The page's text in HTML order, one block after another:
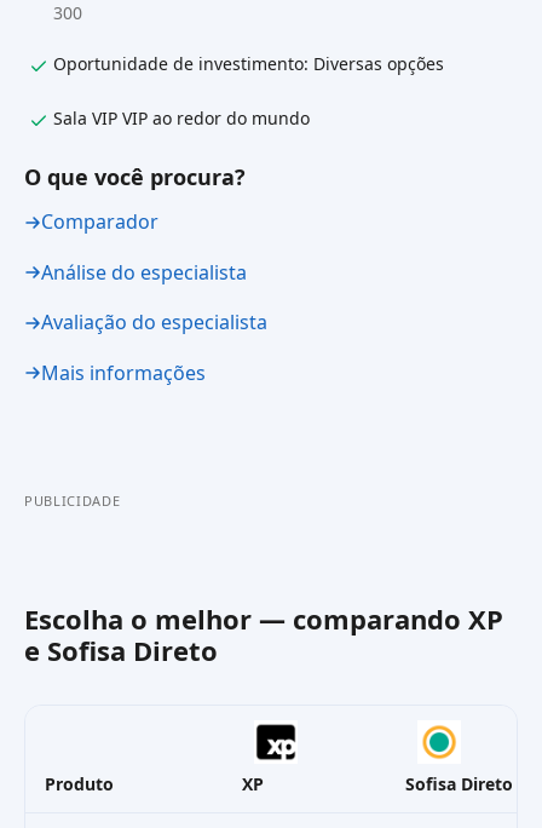
300
Oportunidade de investimento: Diversas opções
Sala VIP VIP ao redor do mundo
O que você procura?
Comparador
Análise do especialista
Avaliação do especialista
Mais informações
PUBLICIDADE
Escolha o melhor — comparando XP
e Sofisa Direto
Produto XP Sofisa Direto